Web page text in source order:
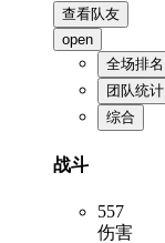
查看队友
open
全场排名
团队统计
综合
战斗
557
伤害